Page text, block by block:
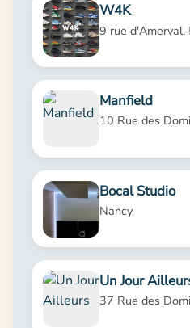
W4K
9 rue
Manfield
10 Rue des
Bocal Studio
Nancy
Un Jour
37 Rue des